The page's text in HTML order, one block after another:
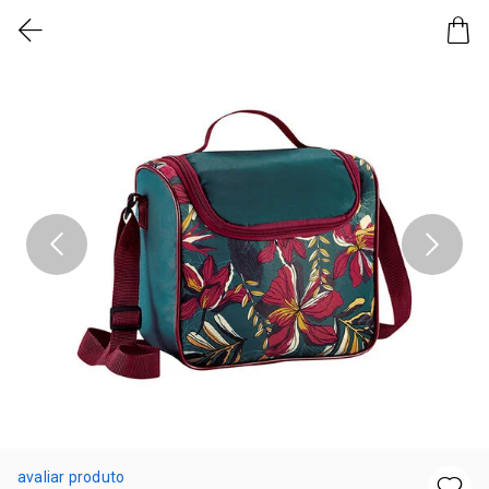
avaliar produto